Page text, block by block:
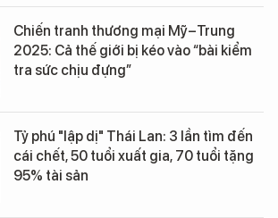
Chiến tranh thương mại Mỹ–Trung
2025: Cả thế giới bị kéo vào “bài kiểm
tra sức chịu đựng”
Tỷ phú "lập dị" Thái Lan: 3 lần tìm đến
cái chết, 50 tuổi xuất gia, 70 tuổi tặng
95% tài sản